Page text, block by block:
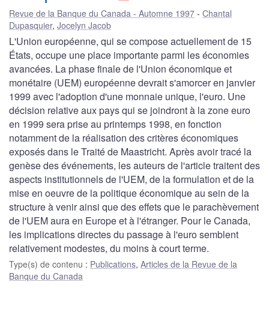
Revue de la Banque du Canada - Automne 1997
Chantal
Dupasquier, Jocelyn Jacob
L'Union européenne, qui se compose actuellement de 15
États, occupe une place importante parmi les économies
avancées. La phase finale de l'Union économique et
monétaire (UEM) européenne devrait s'amorcer en janvier
1999 avec l'adoption d'une monnaie unique, l'euro. Une
décision relative aux pays qui se joindront à la zone euro
en 1999 sera prise au printemps 1998, en fonction
notamment de la réalisation des critères économiques
exposés dans le Traité de Maastricht. Après avoir tracé la
genèse des événements, les auteurs de l'article traitent des
aspects institutionnels de l'UEM, de la formulation et de la
mise en oeuvre de la politique économique au sein de la
structure à venir ainsi que des effets que le parachèvement
de l'UEM aura en Europe et à l'étranger. Pour le Canada,
les implications directes du passage à l'euro semblent
relativement modestes, du moins à court terme.
Type(s) de contenu : Publications, Articles de la Revue de la
Banque du Canada